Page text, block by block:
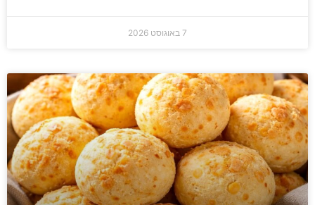
7 באוגוסט 2026